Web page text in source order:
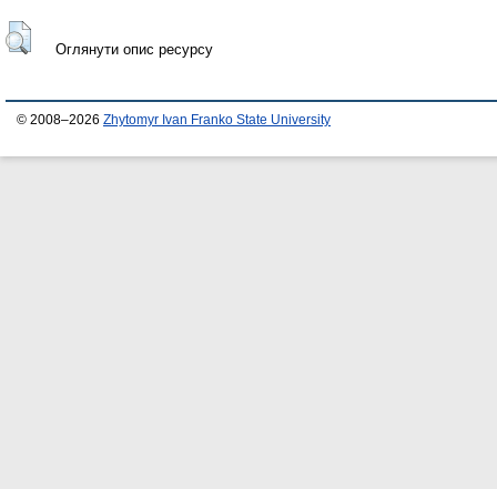
Оглянути опис ресурсу
© 2008–2026 Zhytomyr Ivan Franko State University